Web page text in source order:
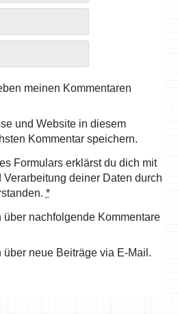
meinen Kommentaren
und Website in diesem
Kommentar speichern.
Formulars erklärst du dich mit
deiner Daten durch
*
über nachfolgende Kommentare
über neue Beiträge via E-Mail.